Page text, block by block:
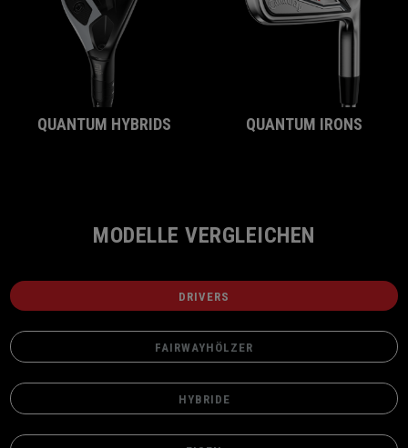
QUANTUM HYBRIDS QUANTUM IRONS
MODELLE VERGLEICHEN
DRIVERS
FAIRWAYHÖLZER
HYBRIDE